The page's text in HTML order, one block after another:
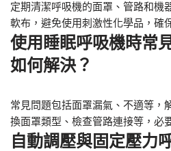
定期清潔呼吸機的面罩、管路和機
軟布，避免使用刺激性化學品，確
使用睡眠呼吸機時常
如何解決？
常見問題包括面罩漏氣、不適等，
換面罩類型、檢查管路連接等，必
自動調壓與固定壓力